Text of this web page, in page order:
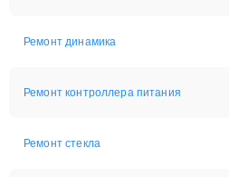
Ремонт динамика
Ремонт контроллера питания
Ремонт стекла